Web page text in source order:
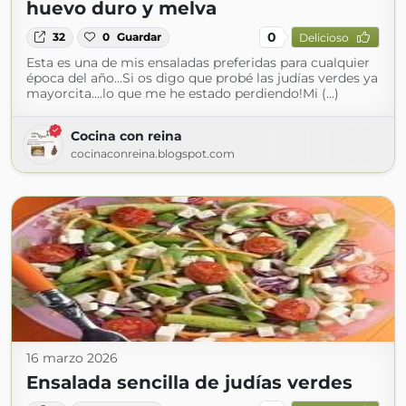
huevo duro y melva
32 0 Guardar 0 Delicioso
Esta es una de mis ensaladas preferidas para cualquier
época del año...Si os digo que probé las judías verdes ya
mayorcita....lo que me he estado perdiendo!Mi (...)
Cocina con reina
cocinaconreina.blogspot.com
16 marzo 2026
Ensalada sencilla de judías verdes